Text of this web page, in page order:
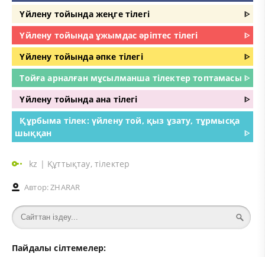
Үйлену тойында жеңге тілегі
ᐈ
Үйлену тойында ұжымдас әріптес тілегі
ᐈ
Үйлену тойында әпке тілегі
ᐈ
Тойға арналған мұсылманша тілектер топтамасы ᐈ
Үйлену тойында ана тілегі
ᐈ
Құрбыма тілек: үйлену той, қыз ұзату, тұрмысқа
шыққан
ᐈ
kz | Құттықтау, тілектер
Автор:ZHARAR
Пайдалы сілтемелер: